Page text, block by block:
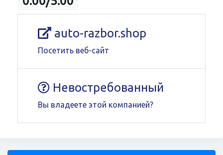
auto-razbor.shop
Посетить веб-сайт
Невостребованный
Вы владеете этой компанией?